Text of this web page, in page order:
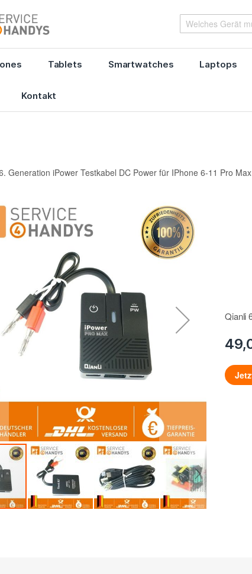
Tablets Smartwatches Laptops
Kontakt
Generation iPower Testkabel DC Power für IPhone 6-11 Pro Max
Qianli